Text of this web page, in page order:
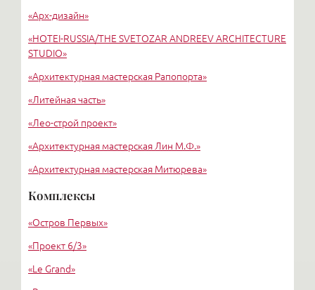
Парнас
«Арх-дизайн»
«HОTEI-RUSSIA/THE SVETOZAR ANDREEV ARCHITECTURE
STUDIO»
«Архитектурная мастерская Рапопорта»
«Литейная часть»
«Лео-строй проект»
«Архитектурная мастерская Лин М.Ф.»
«Архитектурная мастерская Митюрева»
«Дюндин А.В.»
Комплексы
«Остров Первых»
«Проект 6/3»
«Le Grand»